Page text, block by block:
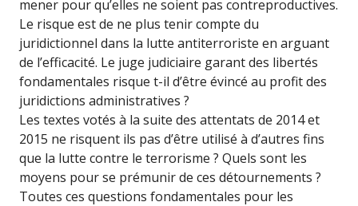
mener pour qu’elles ne soient pas contreproductives.
Le risque est de ne plus tenir compte du
juridictionnel dans la lutte antiterroriste en arguant
de l’efficacité. Le juge judiciaire garant des libertés
fondamentales risque t-il d’être évincé au profit des
juridictions administratives ?
Les textes votés à la suite des attentats de 2014 et
2015 ne risquent ils pas d’être utilisé à d’autres fins
que la lutte contre le terrorisme ? Quels sont les
moyens pour se prémunir de ces détournements ?
Toutes ces questions fondamentales pour les